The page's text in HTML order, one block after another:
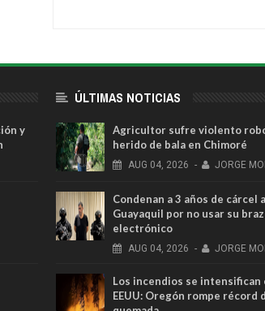
y
ÚLTIMAS NOTICIAS
Agricultor sufre violento
herido de bala en Chimoré
AUG 04, 2026 - JORGE
Condenan a 3 años de cárcel
Guayaquil por no usar su
electrónico
AUG 04, 2026 - JORGE
Los incendios se intensifican
EEUU: Oregón rompe récord